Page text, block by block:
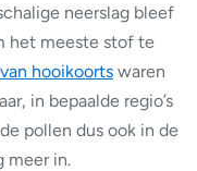
neerslag bleef
het meeste stof te
hooikoorts waren
in bepaalde regio’s
pollen dus ook in de
meer in.